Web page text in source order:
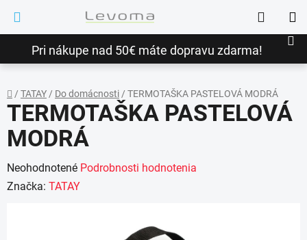
obsah
Pri nákupe nad 50€ máte dopravu zdarma!
Hľadať
Domov
/ TATAY/ Do domácnosti/ TERMOTAŠKA PASTELOVÁ MODRÁ
TERMOTAŠKA PASTELOVÁ
MODRÁ
Priemerné
hodnotenie
Neohodnotené Podrobnosti hodnotenia
Značka: TATAY